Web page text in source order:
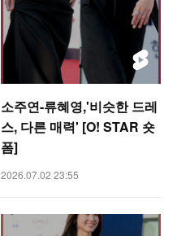
소주연-류혜영,'비슷한 드레
스, 다른 매력' [O! STAR 숏
폼]
2026.07.02 23:55